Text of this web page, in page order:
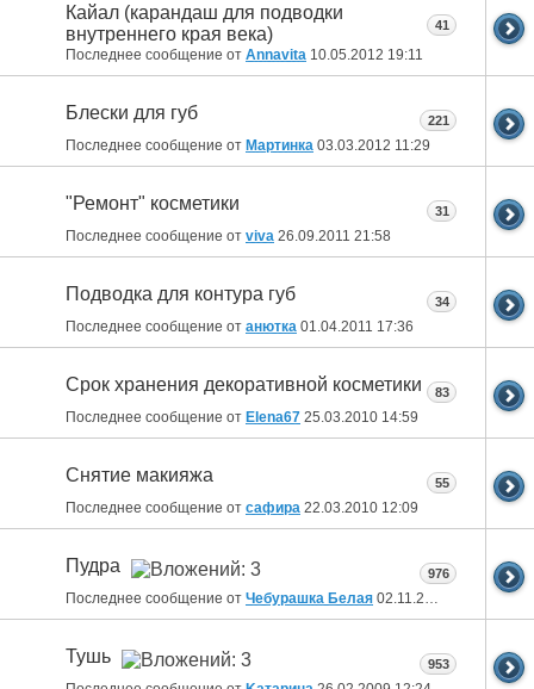
Кайал (карандаш для подводки
внутреннего края века)
Последнее сообщение от Annavita 10.05.2012 19:11
41
Блески для губ
Последнее сообщение от Мартинка 03.03.2012 11:29
221
"Ремонт" косметики
Последнее сообщение от viva 26.09.2011 21:58
31
Подводка для контура губ
Последнее сообщение от анютка 01.04.2011 17:36
34
Срок хранения декоративной косметики
Последнее сообщение от Elena67 25.03.2010 14:59
83
Снятие макияжа
Последнее сообщение от сафира 22.03.2010 12:09
55
Пудра
Последнее сообщение от Чебурашка Белая 02.11.2009
976
Тушь 953